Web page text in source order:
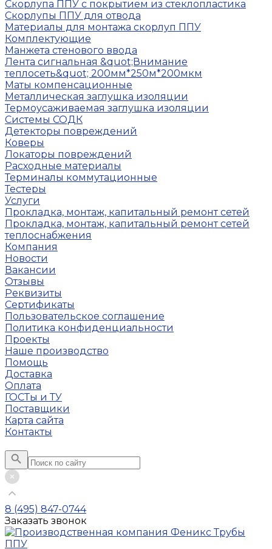
Скорлупа ППУ с покрытием из стеклопластика
Скорлупы ППУ для отвода
Материалы для монтажа скорлуп ППУ
Комплектующие
Манжета стенового ввода
Лента сигнальная &quot;Внимание
теплосеть&quot; 200мм*250м*200мкм
Маты компенсационные
Металлическая заглушка изоляции
Термоусаживаемая заглушка изоляции
Системы СОДК
Детекторы повреждений
Коверы
Локаторы повреждений
Расходные материалы
Терминалы коммутационные
Тестеры
Услуги
Прокладка, монтаж, капитальный ремонт сетей
Прокладка, монтаж, капитальный ремонт сетей
теплоснабжения
Компания
Новости
Вакансии
Отзывы
Реквизиты
Сертификаты
Пользовательское соглашение
Политика конфиденциальности
Проекты
Наше производство
Помощь
Доставка
Оплата
ГОСТы и ТУ
Поставщики
Карта сайта
Контакты
8 (495) 847-0744
Заказать звонок